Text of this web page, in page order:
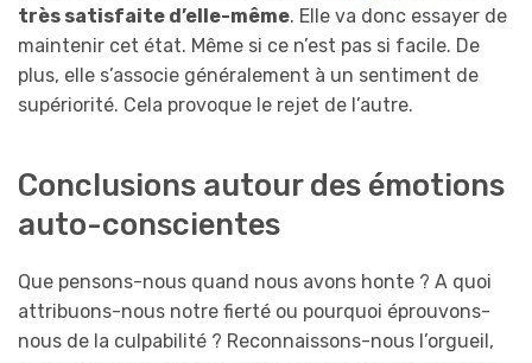
très satisfaite d’elle-même. Elle va donc essayer de
maintenir cet état. Même si ce n’est pas si facile. De
plus, elle s’associe généralement à un sentiment de
supériorité. Cela provoque le rejet de l’autre.
Conclusions autour des émotions
auto-conscientes
Que pensons-nous quand nous avons honte ? A quoi
attribuons-nous notre fierté ou pourquoi éprouvons-
nous de la culpabilité ? Reconnaissons-nous l’orgueil,